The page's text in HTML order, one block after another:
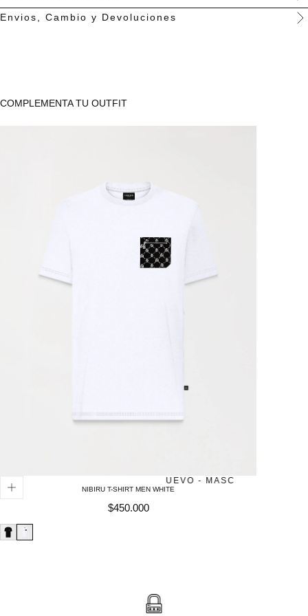
DUTIES & TAXES INCLUDED
Envios, Cambio y Devoluciones
COMPLEMENTA TU OUTFIT
NUEVO - MASCULINO
NIBIRU T-SHIRT MEN WHITE
Precio
$450.000